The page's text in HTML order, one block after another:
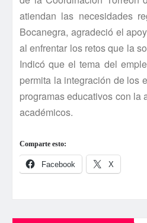
atiendan las necesidades
Bocanegra, agradeció el
al enfrentar los retos que la
Indicó que el tema del
permita la integración de los
programas educativos con
académicos.
Comparte esto:
Facebook X